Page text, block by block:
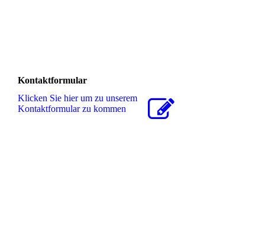
Kontaktformular
Klicken Sie hier um zu unserem
Kon­takt­for­mu­lar zu kommen